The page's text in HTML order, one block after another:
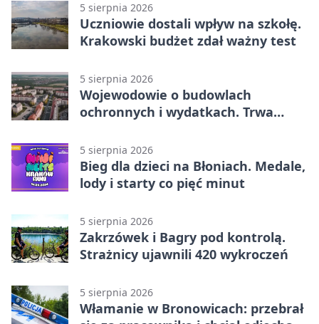
5 sierpnia 2026
Uczniowie dostali wpływ na szkołę.
Krakowski budżet zdał ważny test
5 sierpnia 2026
Wojewodowie o budowlach
ochronnych i wydatkach. Trwa
5 sierpnia 2026
Bieg dla dzieci na Błoniach. Medale,
lody i starty co pięć minut
5 sierpnia 2026
Zakrzówek i Bagry pod kontrolą.
Strażnicy ujawnili 420 wykroczeń
5 sierpnia 2026
Włamanie w Bronowicach: przebrał